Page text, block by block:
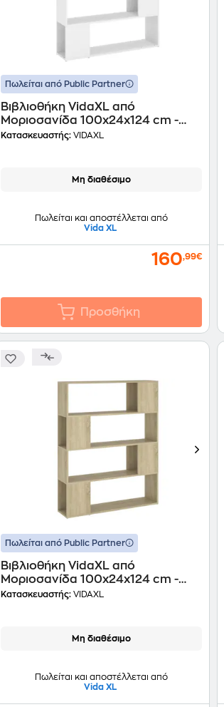
Πωλείται από Public Partner
Βιβλιοθήκη VidaXL από
Μοριοσανίδα 100x24x124 cm -
Λευκό
Κατασκευαστής: VIDAXL
Μη διαθέσιμο
Πωλείται και αποστέλλεται από
Vida XL
160,99€
Προσθήκη
Πωλείται από Public Partner
Βιβλιοθήκη VidaXL από
Μοριοσανίδα 100x24x124 cm -
Δρυς/ Sonoma
Κατασκευαστής: VIDAXL
Μη διαθέσιμο
Πωλείται και αποστέλλεται από
Vida XL